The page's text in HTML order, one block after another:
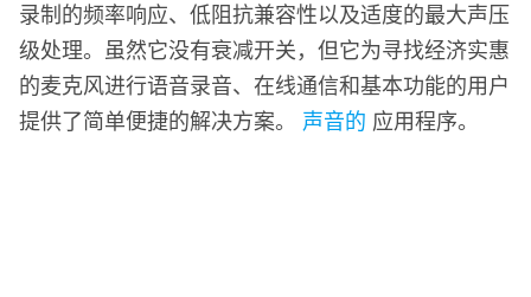
录制的频率响应、低阻抗兼容性以及适度的最大声压
级处理。虽然它没有衰减开关，但它为寻找经济实惠
的麦克风进行语音录音、在线通信和基本功能的用户
提供了简单便捷的解决方案。 声音的 应用程序。